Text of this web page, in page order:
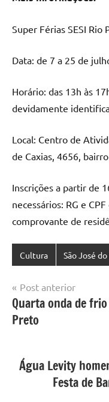
Super Férias SESI Rio
Data: de 7 a 25 de
Horário: das 13h às
devidamente
Local: Centro de
de Caxias, 4656,
Inscrições a partir de
necessários: RG e
comprovante de
Cultura São José
Navegação
de
Post
Post anterior
Quarta onda de
Preto
Água Levity
Festa de